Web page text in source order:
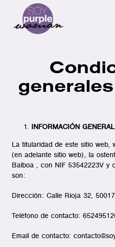
content
INFORMACIÓN GENERAL
La titularidad de este sitio web,
(en adelante sitio web), la
Balboa , con NIF 53542223V y
son:
Dirección: Calle Rioja 32,
Teléfono de contacto:
Email de contacto: